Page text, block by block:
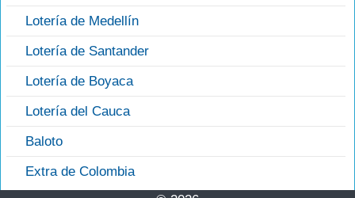
Lotería de Medellín
Lotería de Santander
Lotería de Boyaca
Lotería del Cauca
Baloto
Extra de Colombia